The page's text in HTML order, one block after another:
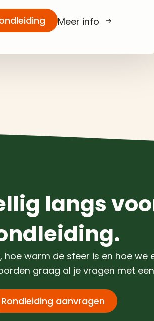
Meer info
langs
hoe warm de sfeer is en hoe we
graag al je vragen met
Rondleiding aanvragen